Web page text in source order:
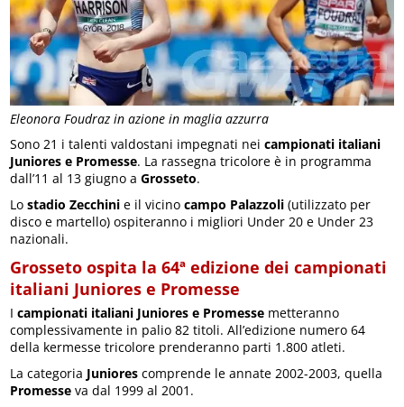
Eleonora Foudraz in azione in maglia azzurra
Sono 21 i talenti valdostani impegnati neicampionati italiani
Juniores e Promesse. La rassegna tricolore è in programma
dall’11 al 13 giugno aGrosseto.
Lostadio Zecchini e il vicinocampo Palazzoli (utilizzato per
disco e martello) ospiteranno i migliori Under 20 e Under 23
nazionali.
Grosseto ospita la 64ª edizione dei campionati
italiani Juniores e Promesse
Icampionati italiani Juniores e Promesse metteranno
complessivamente in palio 82 titoli. All’edizione numero 64
della kermesse tricolore prenderanno parti 1.800 atleti.
La categoria Juniores comprende le annate 2002-2003, quella
Promesse va dal 1999 al 2001.